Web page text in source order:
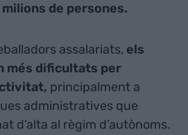
milions de persones.
assalariats, els
més dificultats per
principalment a
administratives que
d’alta al règim d’autònoms.